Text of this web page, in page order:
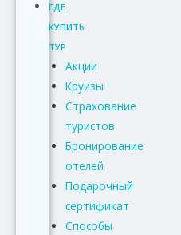
ГДЕ
КУПИТЬ
ТУР
Акции
Круизы
Страхование
туристов
Бронирование
отелей
Подарочный
сертификат
Способы